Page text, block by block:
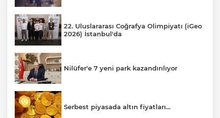
22. Uluslararası Coğrafya Olimpiyatı (iGeo
2026) İstanbul'da
Nilüfer'e 7 yeni park kazandırılıyor
Serbest piyasada altın fiyatları...